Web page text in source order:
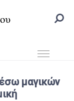
μαγικών